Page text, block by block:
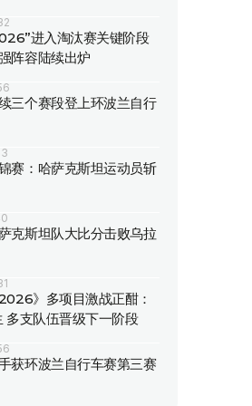
进入淘汰赛关键阶段
阵容陆续出炉
三个赛段登上环波兰自行
赛：哈萨克斯坦运动员斩
克斯坦队大比分击败乌拉
》多项目激战正酣：
支队伍晋级下一阶段
获环波兰自行车赛第三赛